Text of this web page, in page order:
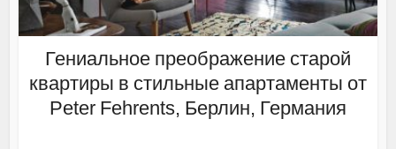
Гениальное преображение старой
квартиры в стильные апартаменты от
Peter Fehrents, Берлин, Германия